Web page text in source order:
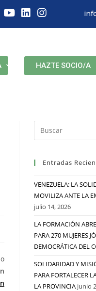
HAZTE SOCIO/A
Entradas
VENEZUELA: LA
MOVILIZA ANTE LA
julio 14, 2026
LA FORMACIÓN
PARA 270 MUJERES
DEMOCRÁTICA DEL
SOLIDARIDAD Y
PARA FORTALECER
LA PROVINCIA junio